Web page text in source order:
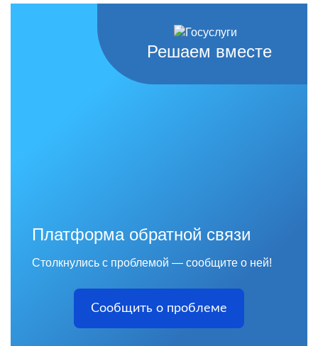
Решаем вместе
Платформа обратной связи
Столкнулись с проблемой — сообщите о ней!
Сообщить о проблеме